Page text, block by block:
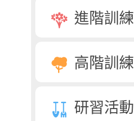
進階訓練
高階訓練
研習活動